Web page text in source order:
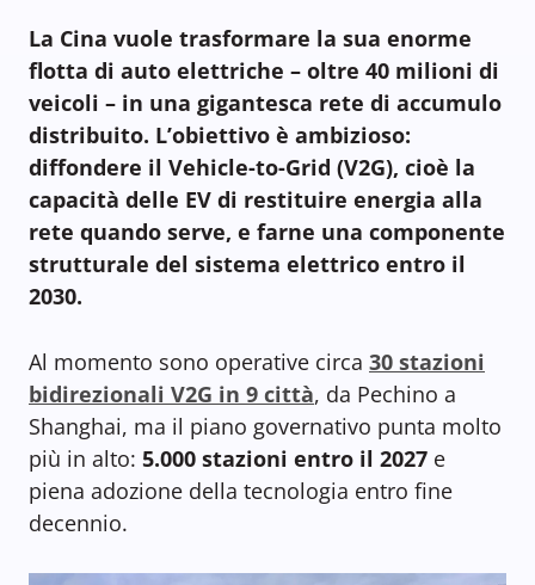
La Cina vuole trasformare la sua enorme
flotta di auto elettriche – oltre 40 milioni di
veicoli – in una gigantesca rete di accumulo
distribuito. L’obiettivo è ambizioso:
diffondere il Vehicle-to-Grid (V2G), cioè la
capacità delle EV di restituire energia alla
rete quando serve, e farne una componente
strutturale del sistema elettrico entro il
2030.
Al momento sono operative circa 30 stazioni
bidirezionali V2G in 9 città, da Pechino a
Shanghai, ma il piano governativo punta molto
più in alto: 5.000 stazioni entro il 2027 e
piena adozione della tecnologia entro fine
decennio.